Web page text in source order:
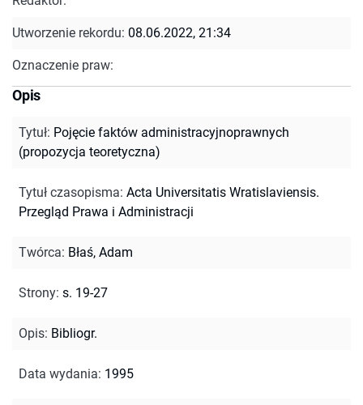
Utworzenie rekordu: 08.06.2022, 21:34
Oznaczenie praw:
Opis
Tytuł: Pojęcie faktów administracyjnoprawnych
(propozycja teoretyczna)
Tytuł czasopisma: Acta Universitatis Wratislaviensis.
Przegląd Prawa i Administracji
Twórca: Błaś, Adam
Strony: s. 19-27
Opis: Bibliogr.
Data wydania: 1995